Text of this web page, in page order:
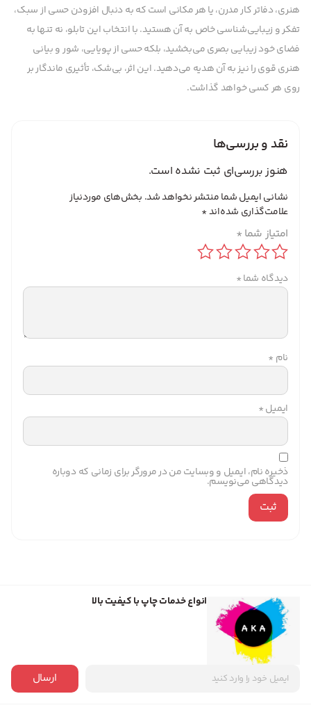
هنری، دفاتر کار مدرن، یا هر مکانی است که به دنبال افزودن حسی از سبک،
تفکر و زیبایی‌شناسی خاص به آن هستید. با انتخاب این تابلو، نه تنها به
فضای خود زیبایی بصری می‌بخشید، بلکه حسی از پویایی، شور و بیانی
هنری قوی را نیز به آن هدیه می‌دهید. این اثر، بی‌شک، تأثیری ماندگار بر
روی هر کسی خواهد گذاشت.
نقد و بررسی‌ها
هنوز بررسی‌ای ثبت نشده است.
نشانی ایمیل شما منتشر نخواهد شد. بخش‌های موردنیاز
علامت‌گذاری شده‌اند*
امتیاز شما *
دیدگاه شما*
نام *
ایمیل*
ذخیره نام، ایمیل و وبسایت من در مرورگر برای زمانی که دوباره
دیدگاهی می‌نویسم.
انواع خدمات چاپ با کیفیت بالا
ارسال